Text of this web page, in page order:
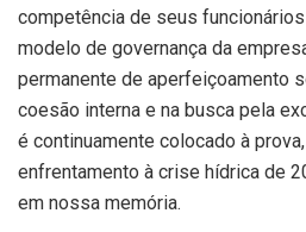
competência de seus
modelo de governança da
permanente de aperfeiçoamento
coesão interna e na busca pela
é continuamente colocado à
enfrentamento à crise hídrica de
em nossa memória.